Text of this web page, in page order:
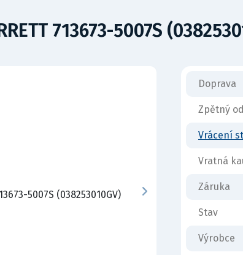
713673-5007S
Doprava
Zpětný
Vrácení
Vratná
Záruka
Stav
Výrobce